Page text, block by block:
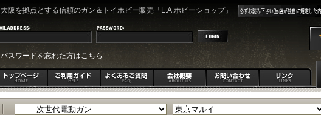
大阪を拠点とする信頼のガン＆トイホビー販売「L.A.ホビーショップ」
パスワードを忘れた方はこちら